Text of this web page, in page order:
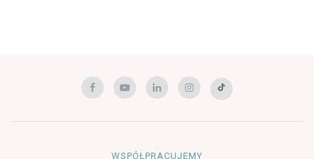
WSPÓŁPRACUJEMY